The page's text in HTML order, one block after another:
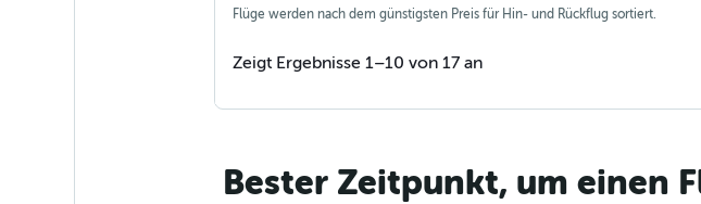
Flüge werden nach dem günstigsten Preis für Hin- und Rückflug sortiert.
Zeigt Ergebnisse 1–10 von 17 an
Bester Zeitpunkt, um einen